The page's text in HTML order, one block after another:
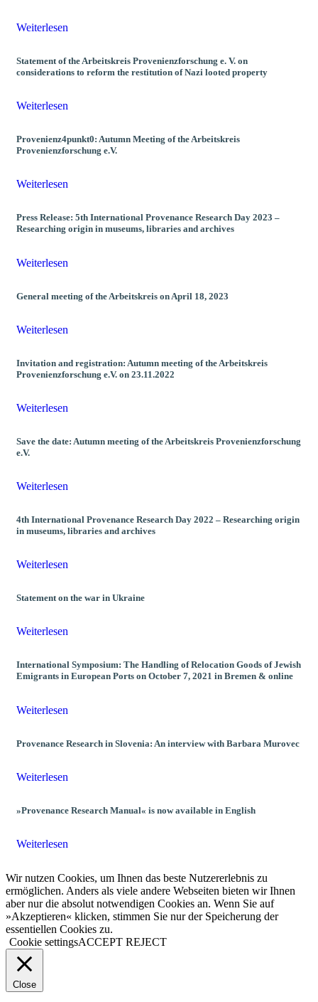
Weiterlesen
Statement of the Arbeitskreis Provenienzforschung e. V. on
considerations to reform the restitution of Nazi looted property
Weiterlesen
Provenienz4punkt0: Autumn Meeting of the Arbeitskreis
Provenienzforschung e.V.
Weiterlesen
Press Release: 5th International Provenance Research Day 2023 –
Researching origin in museums, libraries and archives
Weiterlesen
General meeting of the Arbeitskreis on April 18, 2023
Weiterlesen
Invitation and registration: Autumn meeting of the Arbeitskreis
Provenienzforschung e.V. on 23.11.2022
Weiterlesen
Save the date: Autumn meeting of the Arbeitskreis Provenienzforschung
e.V.
Weiterlesen
4th International Provenance Research Day 2022 – Researching origin
in museums, libraries and archives
Weiterlesen
Statement on the war in Ukraine
Weiterlesen
International Symposium: The Handling of Relocation Goods of Jewish
Emigrants in European Ports on October 7, 2021 in Bremen & online
Weiterlesen
Provenance Research in Slovenia: An interview with Barbara Murovec
Weiterlesen
»Provenance Research Manual« is now available in English
Weiterlesen
Wir nutzen Cookies, um Ihnen das beste Nutzererlebnis zu
ermöglichen. Anders als viele andere Webseiten bieten wir Ihnen
aber nur die absolut notwendigen Cookies an. Wenn Sie auf
»Akzeptieren« klicken, stimmen Sie nur der Speicherung der
essentiellen Cookies zu.
Cookie settingsACCEPT REJECT
Close